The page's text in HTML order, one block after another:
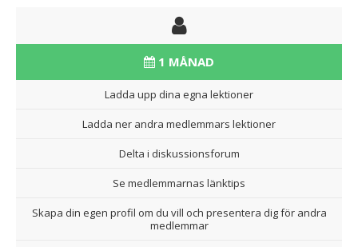
1 MÅNAD
Ladda upp dina egna lektioner
Ladda ner andra medlemmars lektioner
Delta i diskussionsforum
Se medlemmarnas länktips
Skapa din egen profil om du vill och presentera dig för andra
medlemmar